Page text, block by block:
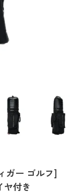
ガー ゴルフ]
ヤ付き